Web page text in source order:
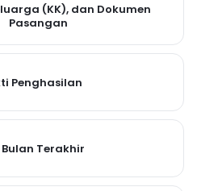
(KK), dan Dokumen
Pasangan
Penghasilan
Terakhir